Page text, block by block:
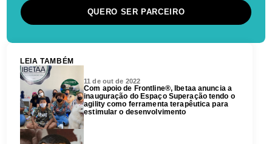
QUERO SER PARCEIRO
LEIA TAMBÉM
11 de out de 2022
Com apoio de Frontline®, Ibetaa anuncia a
inauguração do Espaço Superação tendo o
agility como ferramenta terapêutica para
estimular o desenvolvimento